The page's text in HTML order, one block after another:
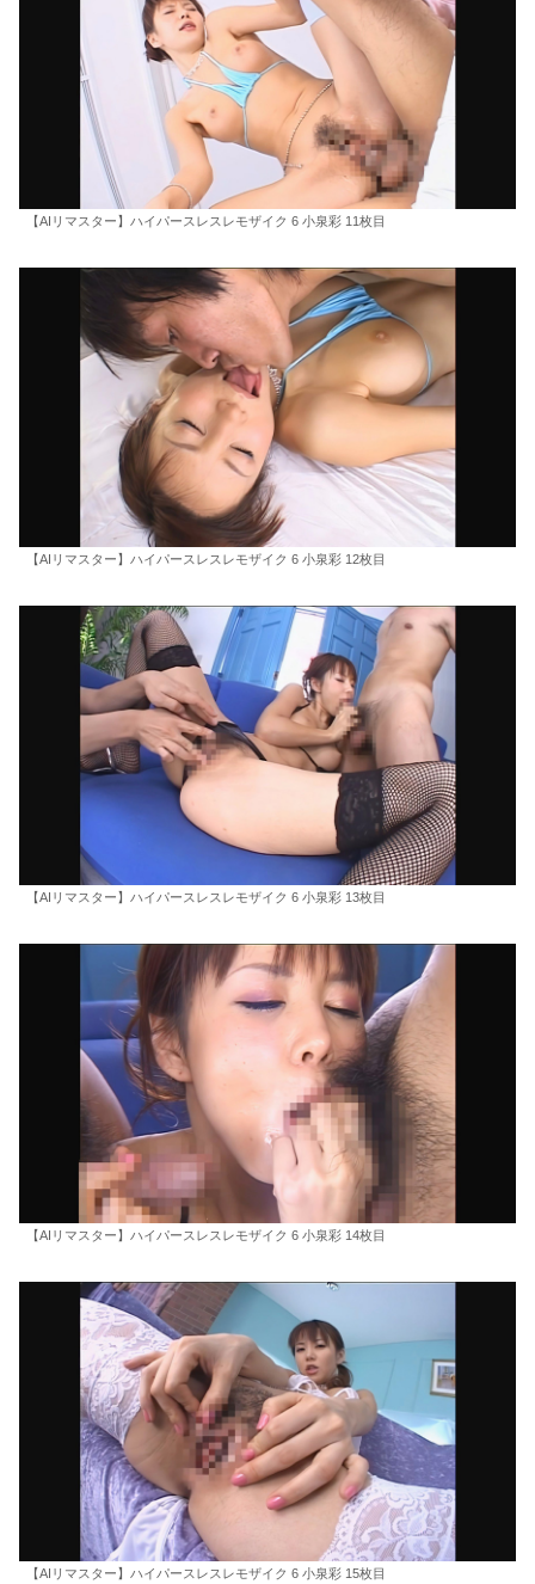
【AIリマスター】ハイパースレスレモザイク 6 小泉彩 11枚目
【AIリマスター】ハイパースレスレモザイク 6 小泉彩 12枚目
【AIリマスター】ハイパースレスレモザイク 6 小泉彩 13枚目
【AIリマスター】ハイパースレスレモザイク 6 小泉彩 14枚目
【AIリマスター】ハイパースレスレモザイク 6 小泉彩 15枚目